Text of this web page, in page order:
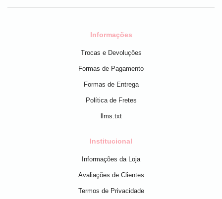
Informações
Trocas e Devoluções
Formas de Pagamento
Formas de Entrega
Política de Fretes
llms.txt
Institucional
Informações da Loja
Avaliações de Clientes
Termos de Privacidade